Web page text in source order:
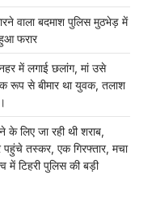
वाला बदमाश पुलिस मुठभेड़ में
फरार
में लगाई छलांग, मां उसे
रूप से बीमार था युवक, तलाश
के लिए जा रही थी शराब,
पहुंचे तस्कर, एक गिरफ्तार, मचा
टिहरी पुलिस की बड़ी